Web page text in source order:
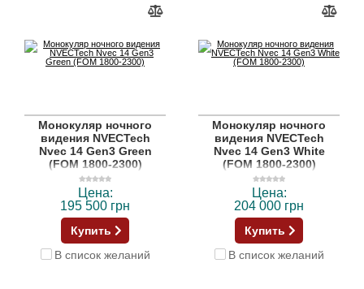
Монокуляр ночного
видения NVECTech
Nvec 14 Gen3 Green
(FOM 1800-2300)
Цена:
195 500 грн
Купить
В список желаний
Монокуляр ночного
видения NVECTech
Nvec 14 Gen3 White
(FOM 1800-2300)
Цена:
204 000 грн
Купить
В список желаний